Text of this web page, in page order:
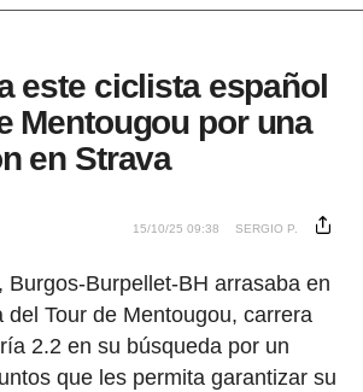
este ciclista español
Mentougou por una
en Strava
15/10/25 09:38 SERGIO P.
Burgos-Burpellet-BH arrasaba en
del Tour de Mentougou, carrera
2.2 en su búsqueda por un
que les permita garantizar su